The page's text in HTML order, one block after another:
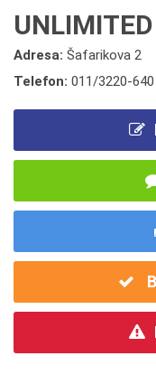
UNLIMITED
Adresa: Šafarikova 2
Telefon: 011/3220-640